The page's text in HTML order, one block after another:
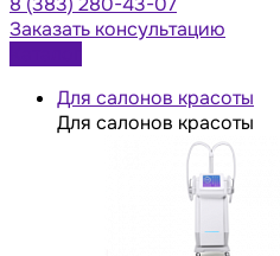
Заказать консультацию
Для салонов красоты
Для салонов красоты